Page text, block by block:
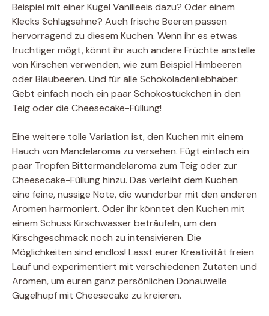
Beispiel mit einer Kugel Vanilleeis dazu? Oder einem
Klecks Schlagsahne? Auch frische Beeren passen
hervorragend zu diesem Kuchen. Wenn ihr es etwas
fruchtiger mögt, könnt ihr auch andere Früchte anstelle
von Kirschen verwenden, wie zum Beispiel Himbeeren
oder Blaubeeren. Und für alle Schokoladenliebhaber:
Gebt einfach noch ein paar Schokostückchen in den
Teig oder die Cheesecake-Füllung!
Eine weitere tolle Variation ist, den Kuchen mit einem
Hauch von Mandelaroma zu versehen. Fügt einfach ein
paar Tropfen Bittermandelaroma zum Teig oder zur
Cheesecake-Füllung hinzu. Das verleiht dem Kuchen
eine feine, nussige Note, die wunderbar mit den anderen
Aromen harmoniert. Oder ihr könntet den Kuchen mit
einem Schuss Kirschwasser beträufeln, um den
Kirschgeschmack noch zu intensivieren. Die
Möglichkeiten sind endlos! Lasst eurer Kreativität freien
Lauf und experimentiert mit verschiedenen Zutaten und
Aromen, um euren ganz persönlichen Donauwelle
Gugelhupf mit Cheesecake zu kreieren.